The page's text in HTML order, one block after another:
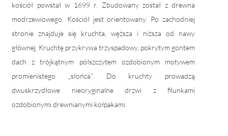
kościół powstał w 1699 r. Zbudowany został z drewna
modrzewiowego. Kościół jest orientowany. Po zachodniej
stronie znajduje się kruchta, węższa i niższa od nawy
głównej. Kruchtę przykrywa trzyspadowy, pokrytym gontem
dach z trójkątnym półszczytem ozdobionym motywem
promienistego „słońca”. Do kruchty prowadzą
dwuskrzydłowe nieoryginalne drzwi z filunkami
ozdobionymi drewnianymi kołpakami.